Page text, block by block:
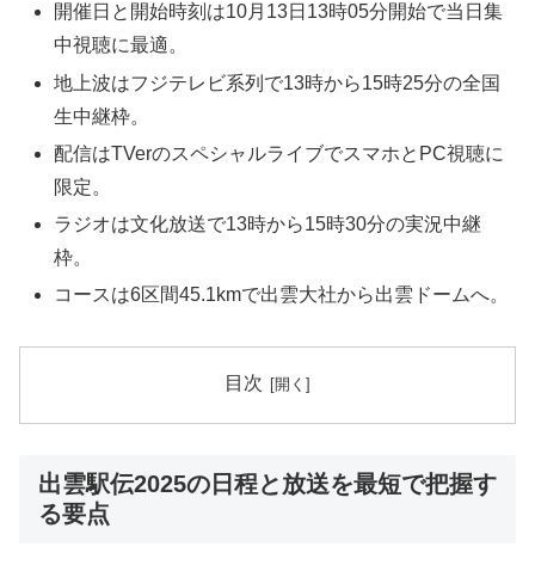
開催日と開始時刻は10月13日13時05分開始で当日集
中視聴に最適。
地上波はフジテレビ系列で13時から15時25分の全国
生中継枠。
配信はTVerのスペシャルライブでスマホとPC視聴に
限定。
ラジオは文化放送で13時から15時30分の実況中継
枠。
コースは6区間45.1kmで出雲大社から出雲ドームへ。
目次
出雲駅伝2025の日程と放送を最短で把握す
る要点